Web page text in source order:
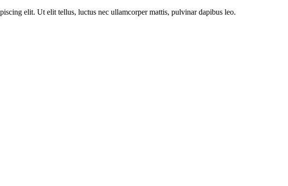
elit. Ut elit tellus, luctus nec ullamcorper mattis, pulvinar dapibus leo.